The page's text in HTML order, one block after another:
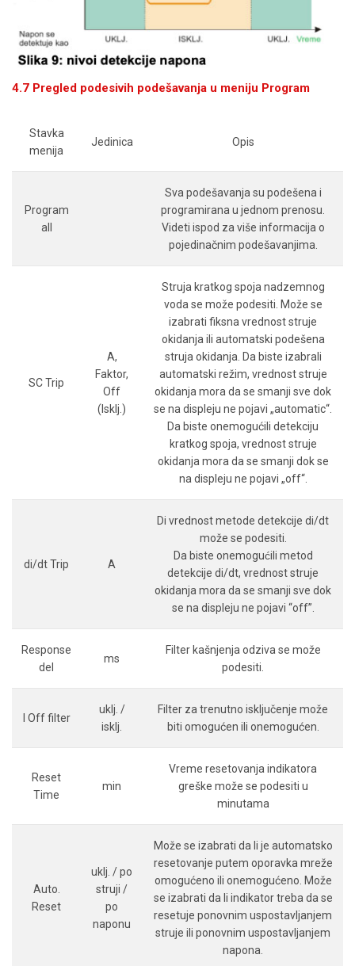
4.7 Pregled podesivih podešavanja u meniju Program
Stavka
menija
Jedinica Opis
Program
all
Sva podešavanja su podešena i
programirana u jednom prenosu.
Videti ispod za više informacija o
pojedinačnim podešavanjima.
SC Trip
A,
Faktor,
Off
(Isklj.)
Struja kratkog spoja nadzemnog
voda se može podesiti. Može se
izabrati fiksna vrednost struje
okidanja ili automatski podešena
struja okidanja. Da biste izabrali
automatski režim, vrednost struje
okidanja mora da se smanji sve dok
se na displeju ne pojavi „automatic“.
Da biste onemogućili detekciju
kratkog spoja, vrednost struje
okidanja mora da se smanji dok se
na displeju ne pojavi „off“.
di/dt Trip A
Di vrednost metode detekcije di/dt
može se podesiti.
Da biste onemogućili metod
detekcije di/dt, vrednost struje
okidanja mora da se smanji sve dok
se na displeju ne pojavi “off”.
Response
del
ms
Filter kašnjenja odziva se može
podesiti.
I Off filter
uklj. /
isklj.
Filter za trenutno isključenje može
biti omogućen ili onemogućen.
Reset
Time
min
Vreme resetovanja indikatora
greške može se podesiti u
minutama
Auto.
Reset
uklj. / po
struji /
po
naponu
Može se izabrati da li je automatsko
resetovanje putem oporavka mreže
omogućeno ili onemogućeno. Može
se izabrati da li indikator treba da se
resetuje ponovnim uspostavljanjem
struje ili ponovnim uspostavljanjem
napona.